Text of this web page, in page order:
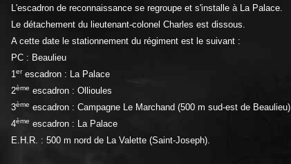
L'escadron de reconnaissance se regroupe et s'installe à La Palace.
Le détachement du lieutenant-colonel Charles est dissous.
A cette date le stationnement du régiment est le suivant :
PC : Beaulieu
1erescadron : La Palace
2ème escadron : Ollioules
3ème escadron : Campagne Le Marchand (500 m sud-est de Beaulieu).
4ème escadron : La Palace
E.H.R. : 500 m nord de La Valette (Saint-Joseph).